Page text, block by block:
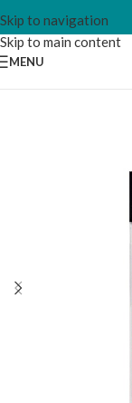
Skip to navigation
Skip to main content
MENU